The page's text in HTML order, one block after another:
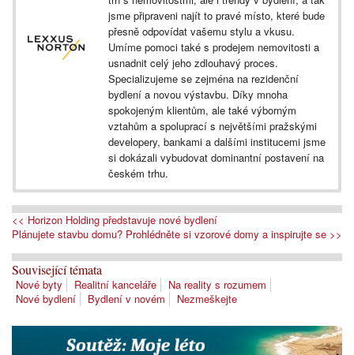
jsme připraveni najít to pravé místo, které bude
přesně odpovídat vašemu stylu a vkusu.
Umíme pomoci také s prodejem nemovitosti a
usnadnit celý jeho zdlouhavý proces.
Specializujeme se zejména na rezidenční
bydlení a novou výstavbu. Díky mnoha
spokojeným klientům, ale také výborným
vztahům a spoluprací s největšími pražskými
developery, bankami a dalšími institucemi jsme
si dokázali vybudovat dominantní postavení na
českém trhu.
<< Horizon Holding představuje nové bydlení
Plánujete stavbu domu? Prohlédněte si vzorové domy a inspirujte se >>
Související témata
Nové byty Realitní kanceláře
Na reality s rozumem
Nové bydlení
Bydlení v novém Nezmeškejte